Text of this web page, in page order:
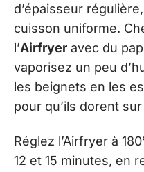
d’épaisseur
cuisson uniforme.
l’Airfryer avec du
vaporisez un peu
les beignets en les
pour qu’ils dorent
Réglez l’Airfryer à
12 et 15 minutes, en